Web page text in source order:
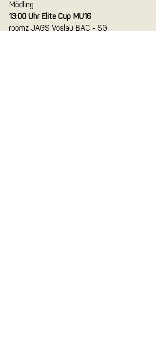
Mödling
13:00 Uhr Elite Cup MU16
roomz JAGS Vöslau BAC - SG